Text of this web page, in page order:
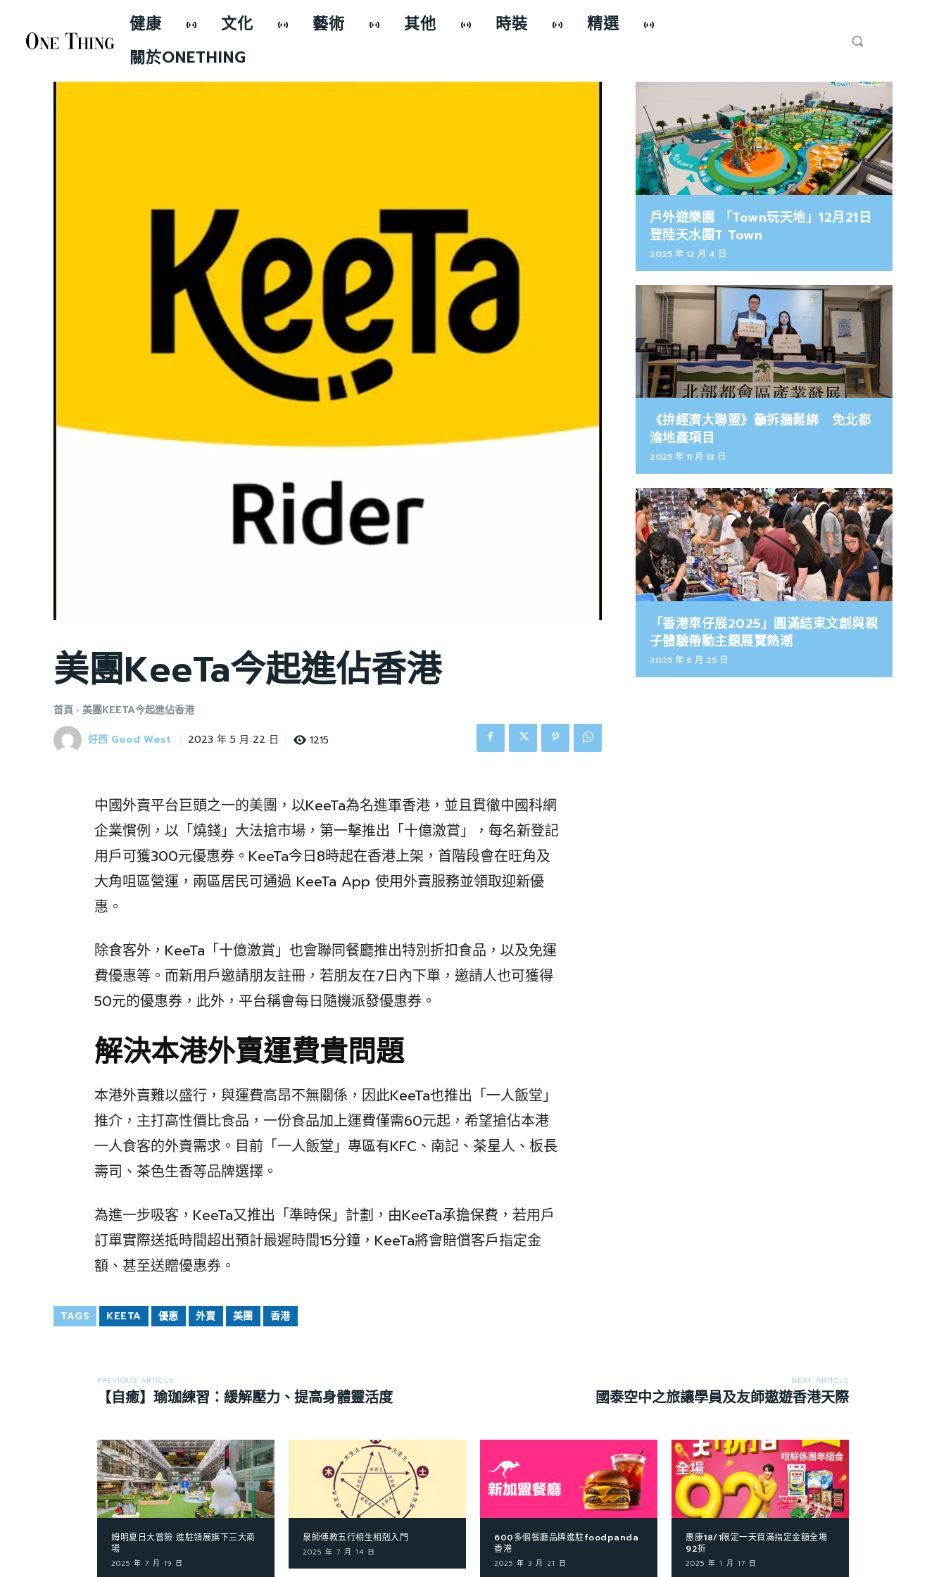
健康 文化 藝術 其他 時裝
精選
關於ONETHING
美團KeeTa今起進佔香港
首頁 美團KEETA今起進佔香港
好西 Good West 2023 年 5 月 22 日 1215
中國外賣平台巨頭之一的美團，以KeeTa為名進軍香港，並且貫徹中國科網
企業慣例，以「燒錢」大法搶市場，第一擊推出「十億激賞」，每名新登記
用戶可獲300元優惠券。KeeTa今日8時起在香港上架，首階段會在旺角及
大角咀區營運，兩區居民可通過 KeeTa App 使用外賣服務並領取迎新優
惠。
除食客外，KeeTa「十億激賞」也會聯同餐廳推出特別折扣食品，以及免運
費優惠等。而新用戶邀請朋友註冊，若朋友在7日內下單，邀請人也可獲得
50元的優惠券，此外，平台稱會每日隨機派發優惠券。
解決本港外賣運費貴問題
本港外賣難以盛行，與運費高昂不無關係，因此KeeTa也推出「一人飯堂」
推介，主打高性價比食品，一份食品加上運費僅需60元起，希望搶佔本港
一人食客的外賣需求。目前「一人飯堂」專區有KFC、南記、茶星人、板長
壽司、茶色生香等品牌選擇。
為進一步吸客，KeeTa又推出「準時保」計劃，由KeeTa承擔保費，若用戶
訂單實際送抵時間超出預計最遲時間15分鐘，KeeTa將會賠償客戶指定金
額、甚至送贈優惠券。
TAGS KEETA 優惠 外賣 美團 香港
戶外遊樂園 「Town玩天地」12月21日
登陸天水圍T Town
2025 年 12 月 4 日
《拚經濟大聯盟》籲拆牆鬆綁 免北都
淪地產項目
2025 年 11 月 13 日
「香港車仔展2025」圓滿結束文創與親
子體驗帶動主題展覽熱潮
2025 年 8 月 25 日
PREVIOUS ARTICLE
【自癒】瑜珈練習：緩解壓力、提高身體靈活度
NEXT ARTICLE
國泰空中之旅讓學員及友師遨遊香港天際
姆明夏日大冒險 進駐領展旗下三大商
場
2025 年 7 月 19 日
泉師傅教五行相生相剋入門
2025 年 7 月 14 日
600多個餐廳品牌進駐foodpanda
香港
2025 年 3 月 21 日
惠康18/1限定一天買滿指定金額全場
92折
2025 年 1 月 17 日